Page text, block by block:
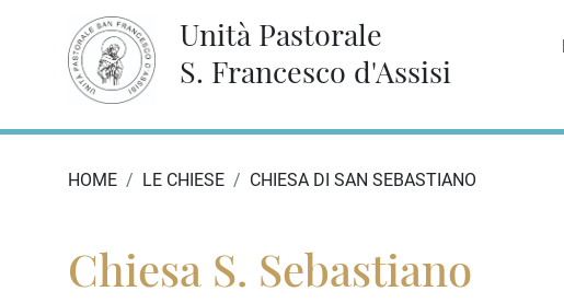
Unità Pastorale
S. Francesco d'Assisi
HOME LE CHIESE CHIESA DI SAN SEBASTIANO
Chiesa S. Sebastiano